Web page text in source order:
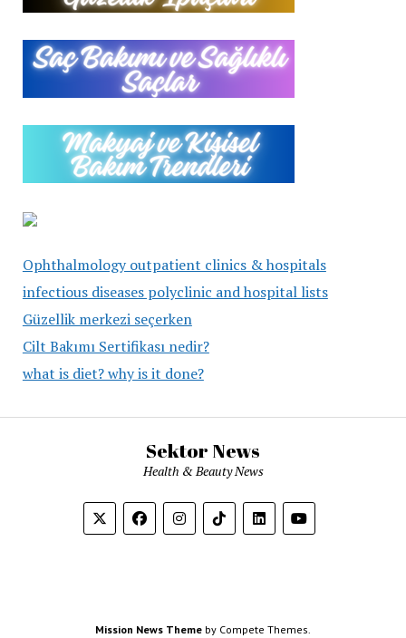
Ophthalmology outpatient clinics & hospitals
infectious diseases polyclinic and hospital lists
Güzellik merkezi seçerken
Cilt Bakımı Sertifikası nedir?
what is diet? why is it done?
Sektor News
Health & Beauty News
Mission News Theme by Compete Themes.